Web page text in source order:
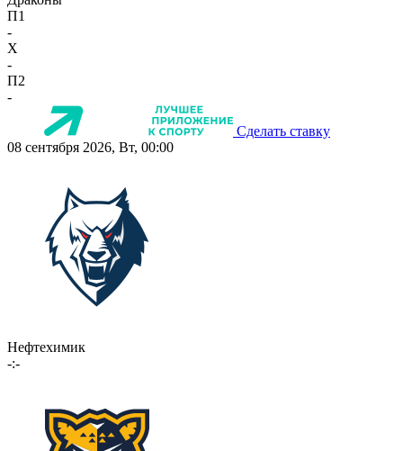
П1
-
X
-
П2
-
Сделать ставку
08 сентября 2026, Вт, 00:00
Нефтехимик
-:-